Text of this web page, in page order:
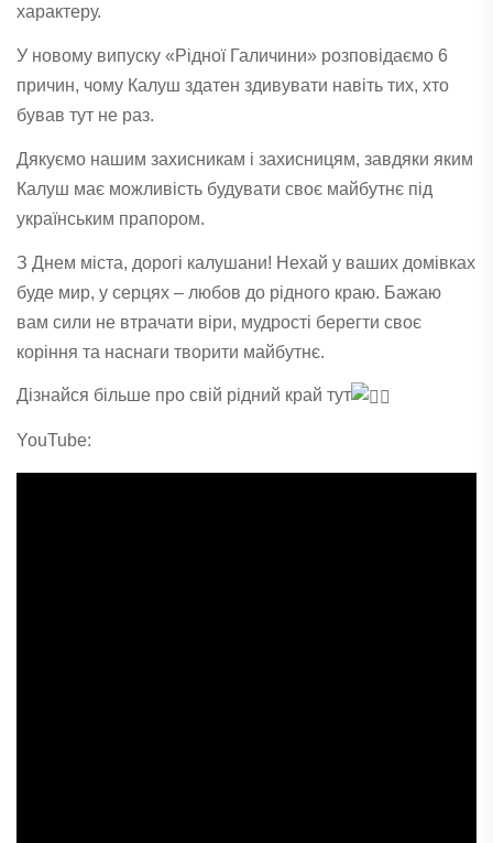
характеру.
У новому випуску «Рідної Галичини» розповідаємо 6
причин, чому Калуш здатен здивувати навіть тих, хто
бував тут не раз.
Дякуємо нашим захисникам і захисницям, завдяки яким
Калуш має можливість будувати своє майбутнє під
українським прапором.
З Днем міста, дорогі калушани! Нехай у ваших домівках
буде мир, у серцях – любов до рідного краю. Бажаю
вам сили не втрачати віри, мудрості берегти своє
коріння та наснаги творити майбутнє.
Дізнайся більше про свій рідний край тут
YouTube: